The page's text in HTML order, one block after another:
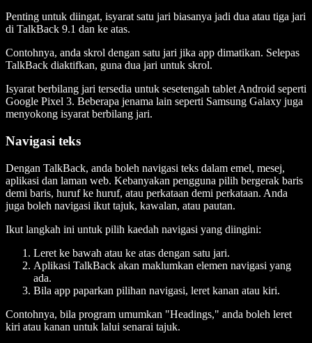
Penting untuk diingat, isyarat satu jari biasanya jadi dua atau tiga jari
di TalkBack 9.1 dan ke atas.
Contohnya, anda skrol dengan satu jari jika app dimatikan. Selepas
TalkBack diaktifkan, guna dua jari untuk skrol.
Isyarat berbilang jari tersedia untuk sesetengah tablet Android seperti
Google Pixel 3. Beberapa jenama lain seperti Samsung Galaxy juga
menyokong isyarat berbilang jari.
Navigasi teks
Dengan TalkBack, anda boleh navigasi teks dalam emel, mesej,
aplikasi dan laman web. Kebanyakan pengguna pilih bergerak baris
demi baris, huruf ke huruf, atau perkataan demi perkataan. Anda
juga boleh navigasi ikut tajuk, kawalan, atau pautan.
Ikut langkah ini untuk pilih kaedah navigasi yang diingini:
Leret ke bawah atau ke atas dengan satu jari.
Aplikasi TalkBack akan maklumkan elemen navigasi yang
ada.
Bila app paparkan pilihan navigasi, leret kanan atau kiri.
Contohnya, bila program umumkan "Headings," anda boleh leret
kiri atau kanan untuk lalui senarai tajuk.